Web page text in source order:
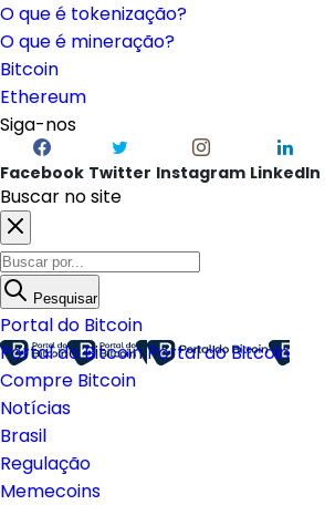
O que é tokenização?
O que é mineração?
Bitcoin
Ethereum
Siga-nos
Facebook Twitter Instagram LinkedIn
Buscar no site
Pesquisar
Portal do Bitcoin
Portal do BitcoinPortal do Bitcoin
Compre Bitcoin
Notícias
Brasil
Regulação
Memecoins